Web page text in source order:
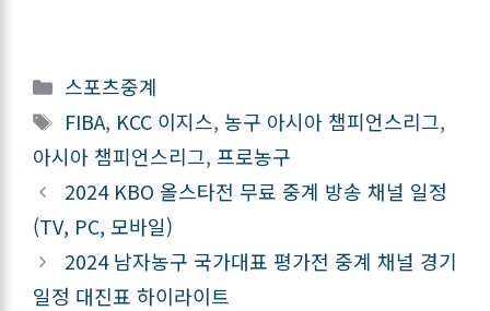
카
테
리
스포츠중계
태
그
FIBA, KCC 이지스, 농구 아시아 챔피언스리그,
아시아 챔피언스리그, 프로농구
2024 KBO 올스타전 무료 중계 방송 채널 일정
(TV, PC, 모바일)
2024 남자농구 국가대표 평가전 중계 채널 경기
일정 대진표 하이라이트